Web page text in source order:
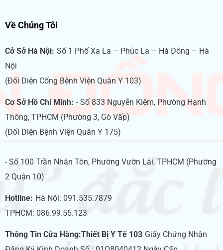
Về Chúng Tôi
Cở Sở Hà Nội: Số 1 Phố Xa La – Phúc La – Hà Đông – Hà
Nội
(Đối Diện Cổng Bệnh Viện Quân Y 103)
Cơ Sở Hồ Chí Minh: - Số 833 Nguyễn Kiệm, Phường Hạnh
Thông, TPHCM (Phường 3, Gò Vấp)
(Đối Diện Bệnh Viện Quân Y 175)
- Số 100 Trần Nhân Tôn, Phường Vườn Lài, TPHCM (Phường
2 Quận 10)
Hotline: Hà Nội: 091.535.7879
TPHCM: 086.99.55.123
Thông Tin Cửa Hàng:Thiết Bị Y Tế 103 Giấy Chứng Nhận